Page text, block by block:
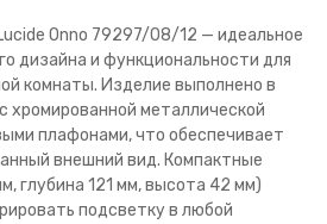
Onno 79297/08/12 — идеальное
дизайна и функциональности для
комнаты. Изделие выполнено в
хромированной металлической
плафонами, что обеспечивает
внешний вид. Компактные
глубина 121 мм, высота 42 мм)
подсветку в любой